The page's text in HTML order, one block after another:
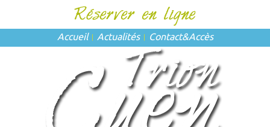
Accueil Actualités Contact&Accès